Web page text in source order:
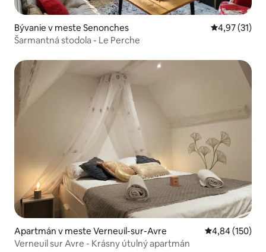
Bývanie v meste Senonches Priemerné
4,97 (31)
Šarmantná stodola - Le Perche
Apartmán v meste Verneuil-sur-Avre Priemerné
4,84 (150)
Verneuil sur Avre - Krásny útulný apartmán